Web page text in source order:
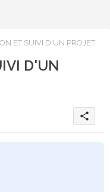
ET SUIVI D'UN PROJET
D'UN
share